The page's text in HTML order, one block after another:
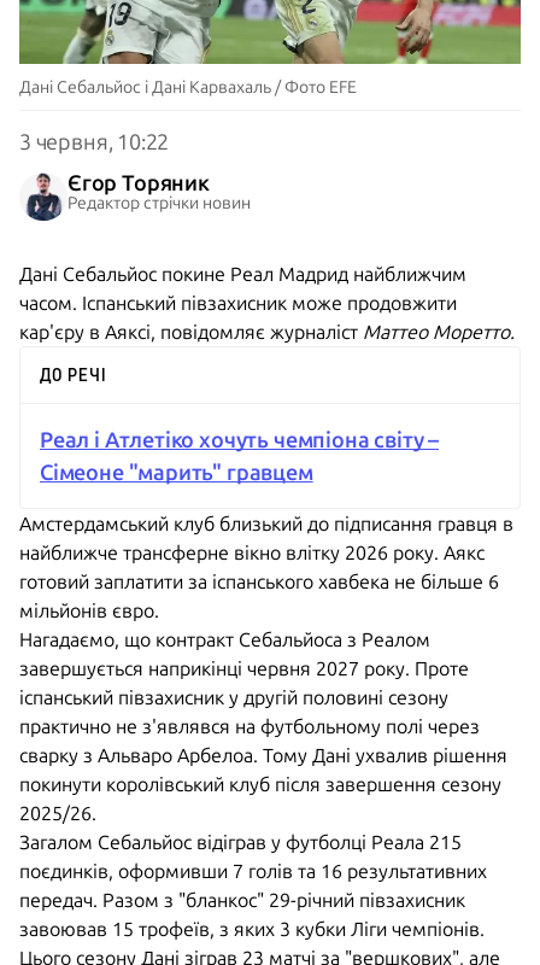
Дані Себальйос і Дані Карвахаль / Фото EFE
3 червня, 10:22
Єгор Торяник
Редактор стрічки новин
Дані Себальйос покине Реал Мадрид найближчим
часом. Іспанський півзахисник може продовжити
кар'єру в Аяксі, повідомляє журналіст Маттео Моретто.
ДО РЕЧІ
Реал і Атлетіко хочуть чемпіона світу –
Сімеоне "марить" гравцем
Амстердамський клуб близький до підписання гравця в
найближче трансферне вікно влітку 2026 року. Аякс
готовий заплатити за іспанського хавбека не більше 6
мільйонів євро.
Нагадаємо, що контракт Себальйоса з Реалом
завершується наприкінці червня 2027 року. Проте
іспанський півзахисник у другій половині сезону
практично не з'являвся на футбольному полі через
сварку з Альваро Арбелоа. Тому Дані ухвалив рішення
покинути королівський клуб після завершення сезону
2025/26.
Загалом Себальйос відіграв у футболці Реала 215
поєдинків, оформивши 7 голів та 16 результативних
передач. Разом з "бланкос" 29-річний півзахисник
завоював 15 трофеїв, з яких 3 кубки Ліги чемпіонів.
Цього сезону Дані зіграв 23 матчі за "вершкових", але